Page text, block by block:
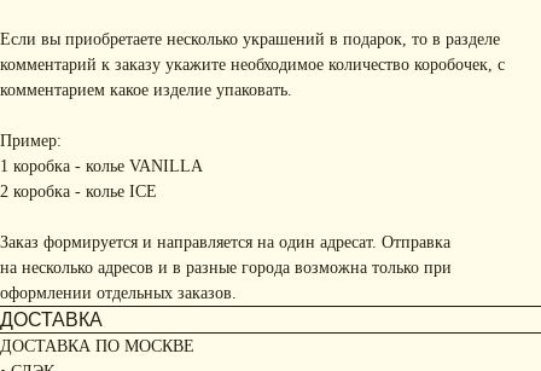
Если вы приобретаете несколько украшений в подарок, то в разделе
комментарий к заказу укажите необходимое количество коробочек, с
комментарием какое изделие упаковать.
Пример:
1 коробка - колье VANILLA
2 коробка - колье ICE
Заказ формируется и направляется на один адресат. Отправка
на несколько адресов и в разные города возможна только при
оформлении отдельных заказов.
ДОСТАВКА
ДОСТАВКА ПО МОСКВЕ